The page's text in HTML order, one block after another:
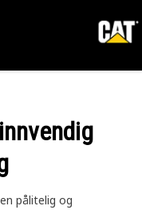
pålitelig og